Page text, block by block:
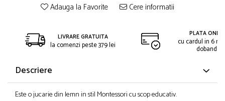
Adauga la Favorite Cere informatii
LIVRARE GRATUITA
la comenzi peste 379 lei
PLATA
cu cardul in 6
dobanda
Descriere
Este o jucarie din lemn in stil Montessori cu scop educativ.